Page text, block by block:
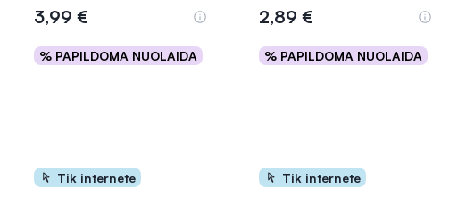
3,99 €
% PAPILDOMA NUOLAIDA
Į krepšelį
2,89 €
% PAPILDOMA NUOLAIDA
Į krepšelį
Tik internete Tik internete